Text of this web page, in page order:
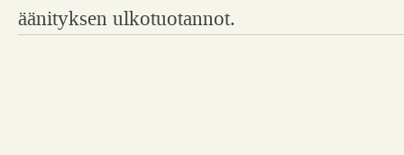
äänityksen ulkotuotannot.